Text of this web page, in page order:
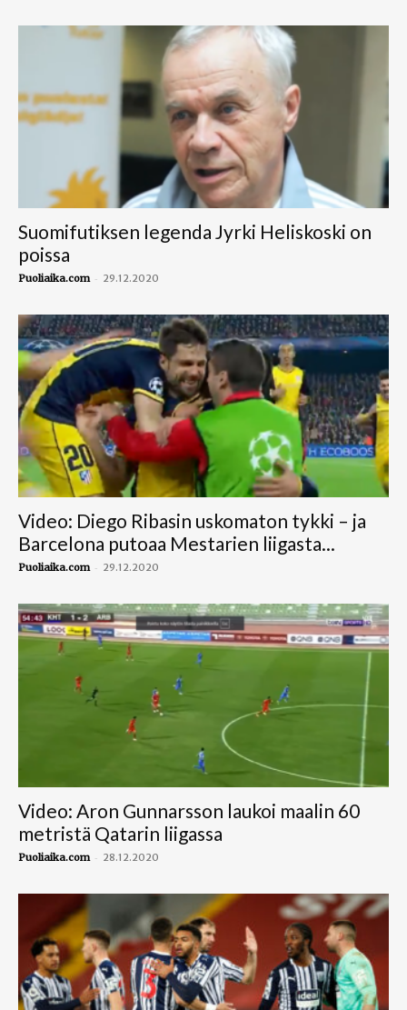
Suomifutiksen legenda Jyrki Heliskoski on
poissa
Puoliaika.com - 29.12.2020
Video: Diego Ribasin uskomaton tykki – ja
Barcelona putoaa Mestarien liigasta...
Puoliaika.com - 29.12.2020
Video: Aron Gunnarsson laukoi maalin 60
metristä Qatarin liigassa
Puoliaika.com - 28.12.2020